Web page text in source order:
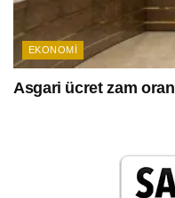
EKONOMI
Asgari ücret zam